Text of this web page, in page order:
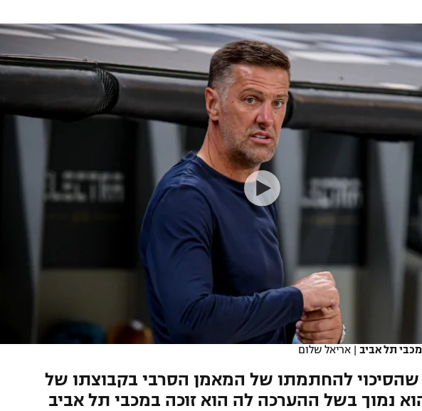
עסק
הפועל תל אביב
הפועל חיפה
הפועל באר שבע
מכבי נתניה
ליגה סינית
ליגה ברזילאית
ליגות נוספות
תל אביב | אריאל שלום
שהסיכוי להחתמתו של המאמן הסרבי בקבוצתו של
נמוך בשל ההערכה לה הוא זוכה במכבי תל אביב